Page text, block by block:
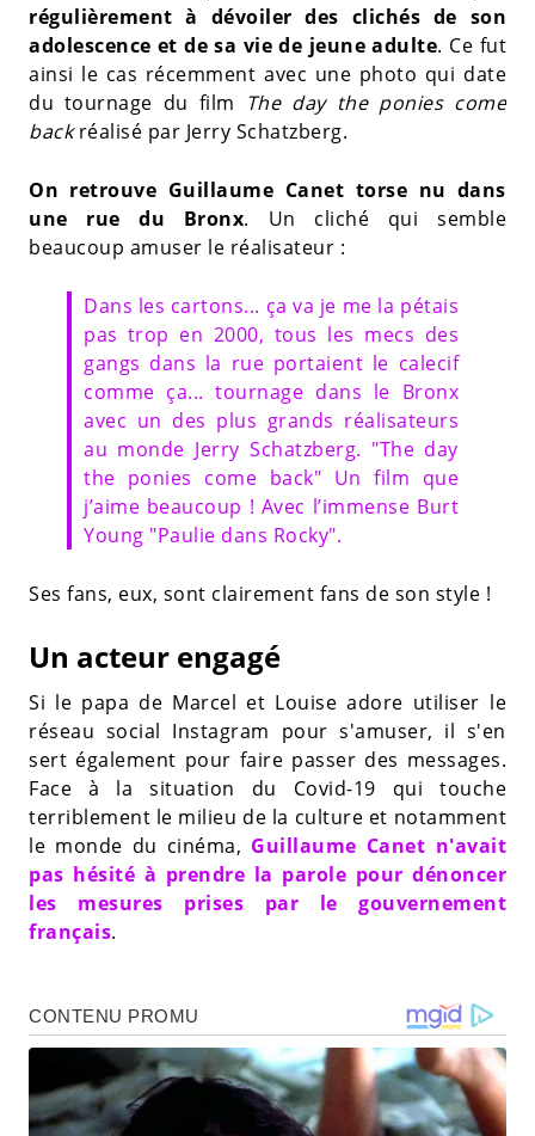
régulièrement à dévoiler des clichés de son
adolescence et de sa vie de jeune adulte. Ce fut
ainsi le cas récemment avec une photo qui date
du tournage du film The day the ponies come
backréalisé par Jerry Schatzberg.
On retrouve Guillaume Canet torse nu dans
une rue du Bronx. Un cliché qui semble
beaucoup amuser le réalisateur :
Dans les cartons... ça va je me la pétais
pas trop en 2000, tous les mecs des
gangs dans la rue portaient le calecif
comme ça... tournage dans le Bronx
avec un des plus grands réalisateurs
au monde Jerry Schatzberg. "The day
the ponies come back" Un film que
j’aime beaucoup ! Avec l’immense Burt
Young "Paulie dans Rocky".
Ses fans, eux, sont clairement fans de son style !
Un acteur engagé
Si le papa de Marcel et Louise adore utiliser le
réseau social Instagram pour s'amuser, il s'en
sert également pour faire passer des messages.
Face à la situation du Covid-19 qui touche
terriblement le milieu de la culture et notamment
le monde du cinéma, Guillaume Canet n'avait
pas hésité à prendre la parole pour dénoncer
les mesures prises par le gouvernement
français.